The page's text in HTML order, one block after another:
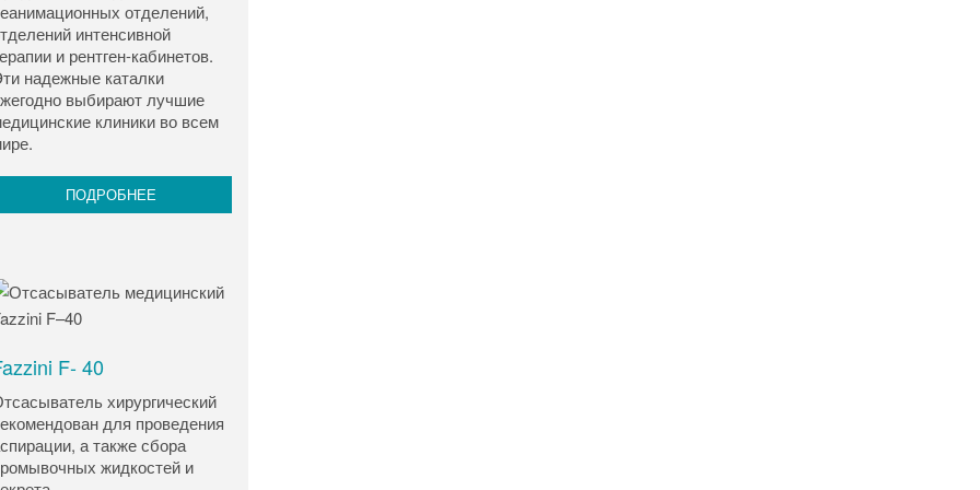
отделений,
интенсивной
и рентген-кабинетов.
надежные каталки
выбирают лучшие
клиники во всем
ПОДРОБНЕЕ
F- 40
хирургический
для проведения
а также сбора
жидкостей и